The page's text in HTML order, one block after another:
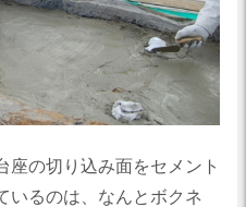
の切り込み面をセメント
いるのは、なんとボクネ